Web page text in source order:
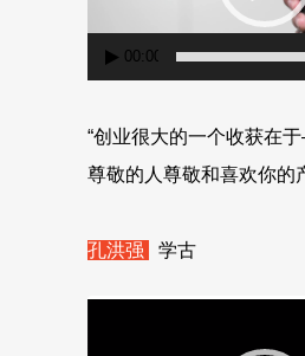
器
00:00
“创业很大的一个收获在
尊敬的人尊敬和喜欢你的
孔洪强 学古